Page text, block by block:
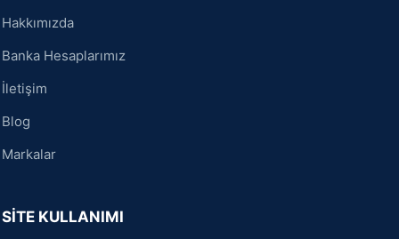
Hakkımızda
Banka Hesaplarımız
İletişim
Blog
Markalar
SİTE KULLANIMI